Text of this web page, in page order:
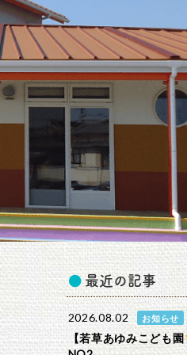
最近の記事
2026.08.02 お知らせ
【若草あゆみこども園